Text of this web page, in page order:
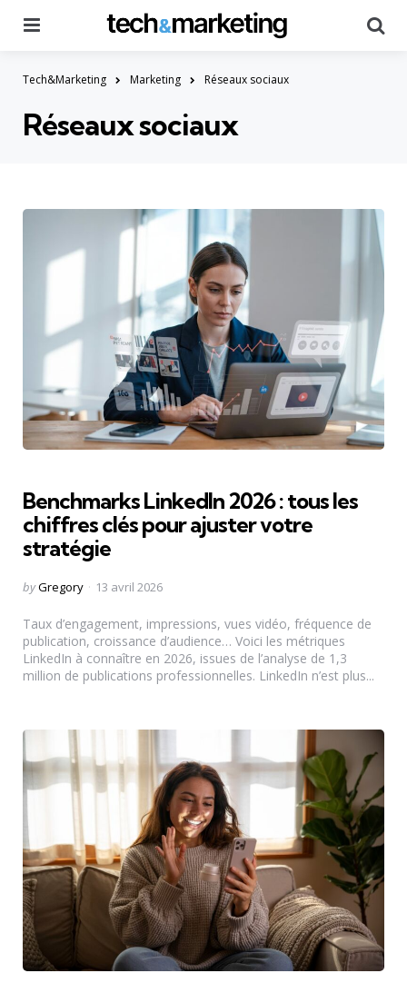
Tech&Marketing Marketing Réseaux sociaux
Réseaux sociaux
Benchmarks LinkedIn 2026 : tous les
chiffres clés pour ajuster votre
stratégie
Posted
byGregory 13 avril 2026
Taux d’engagement, impressions, vues vidéo, fréquence de
publication, croissance d’audience… Voici les métriques
LinkedIn à connaître en 2026, issues de l’analyse de 1,3
million de publications professionnelles. LinkedIn n’est plus...